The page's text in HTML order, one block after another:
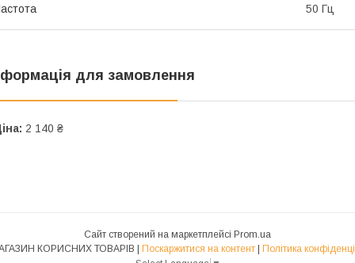
50 Гц
для замовлення
2 140 ₴
Сайт створений на маркетплейсі Prom.ua
Поскаржитися на контент
Політика